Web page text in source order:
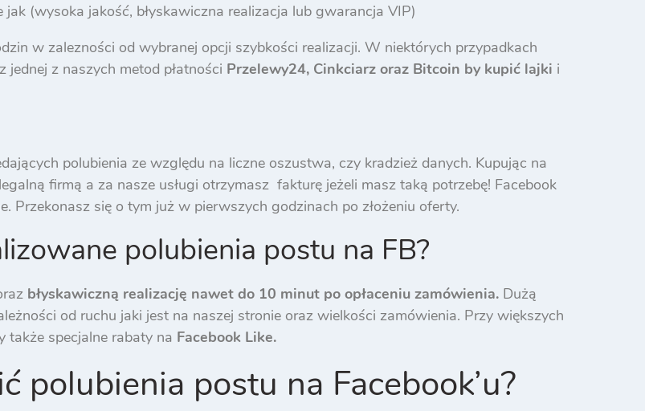
jak (wysoka jakość, błyskawiczna realizacja lub gwarancja VIP)
w zalezności od wybranej opcji szybkości realizacji. W niektórych przypadkach
jednej z naszych metod płatności Przelewy24, Cinkciarz oraz Bitcoin by kupić lajki i
polubienia ze względu na liczne oszustwa, czy kradzież danych. Kupując na
firmą a za nasze usługi otrzymasz fakturę jeżeli masz taką potrzebę! Facebook
Przekonasz się o tym już w pierwszych godzinach po złożeniu oferty.
polubienia postu na FB?
błyskawiczną realizację nawet do 10 minut po opłaceniu zamówienia. Dużą
od ruchu jaki jest na naszej stronie oraz wielkości zamówienia. Przy większych
także specjalne rabaty na Facebook Like.
polubienia postu na Facebook’u?